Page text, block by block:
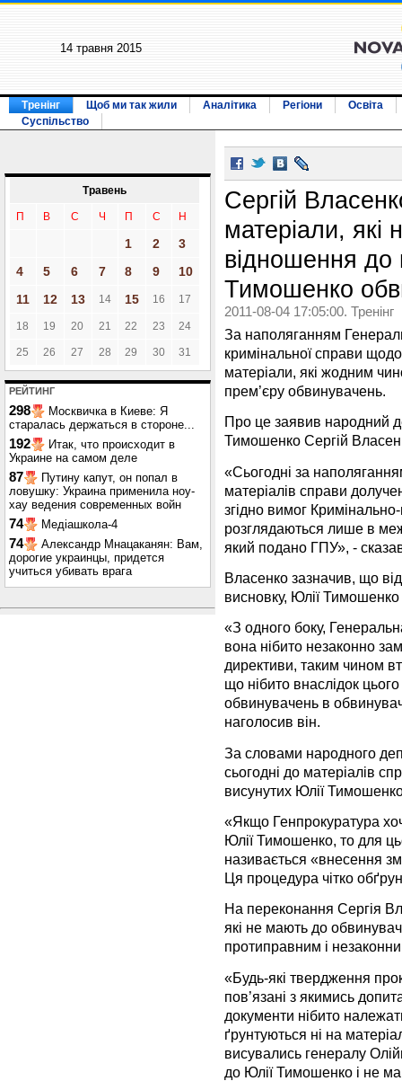
14 травня 2015
Тренінг Щоб ми так жили Аналітика Регіони
Освіта
Суспільство
Травень
П В С Ч П С Н
1 2
3
4
5 6 7 8 9
10
11
12 13 14 15 16 17
18 19 20 21 22 23 24
25 26 27 28 29 30 31
РЕЙТИНГ
298
Москвичка в Киеве: Я
старалась держаться в стороне...
192
Итак, что происходит в
Украине на самом деле
87
Путину капут, он попал в
ловушку: Украина применила ноу-
хау ведения современных войн
74 Медіашкола-4
74
Александр Мнацаканян: Вам,
дорогие украинцы, придется
учиться убивать врага
Сергій
матеріали, які
відношення до
Тимошенко
2011-08-04 17:05:00. Тренінг
За наполяганням
кримінальної справи
матеріали, які жодним
прем’єру обвинувачень.
Про це заявив народний
Тимошенко Сергій
«Сьогодні за
матеріалів справи
згідно вимог
розглядаються лише в
який подано ГПУ», -
Власенко зазначив, що
висновку, Юлії Тимошенко
«З одного боку,
вона нібито незаконно
директиви, таким чином
що нібито внаслідок
обвинувачень в
наголосив він.
За словами народного
сьогодні до матеріалів
висунутих Юлії
«Якщо Генпрокуратура
Юлії Тимошенко, то для
називається «внесення
Ця процедура чітко
На переконання Сергія
які не мають до
протиправним і
«Будь-які твердження
пов’язані з якимись
документи нібито
ґрунтуються ні на
висувались генералу
до Юлії Тимошенко і не